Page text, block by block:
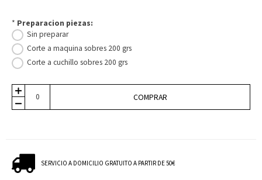
* Preparacion piezas:
Sin preparar
Corte a maquina sobres 200 grs
Corte a cuchillo sobres 200 grs
COMPRAR
SERVICIO A DOMICILIO GRATUITO A PARTIR DE 50€